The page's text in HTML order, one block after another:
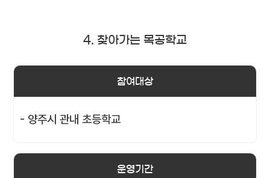
4. 찾아가는 목공학교
참여대상
- 양주시 관내 초등학교
운영기간